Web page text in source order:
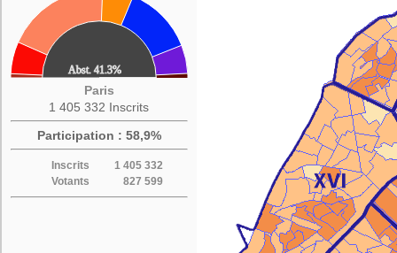
Paris
1 405 332 Inscrits
Participation : 58,9%
Inscrits
1 405 332
Votants
827 599